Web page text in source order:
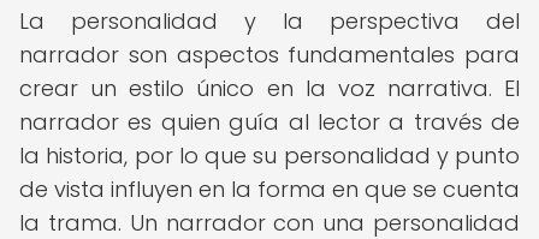
La personalidad y la perspectiva del
narrador son aspectos fundamentales para
crear un estilo único en la voz narrativa. El
narrador es quien guía al lector a través de
la historia, por lo que su personalidad y punto
de vista influyen en la forma en que se cuenta
la trama. Un narrador con una personalidad